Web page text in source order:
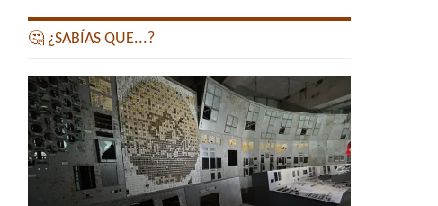
🤔 ¿SABÍAS QUE...?